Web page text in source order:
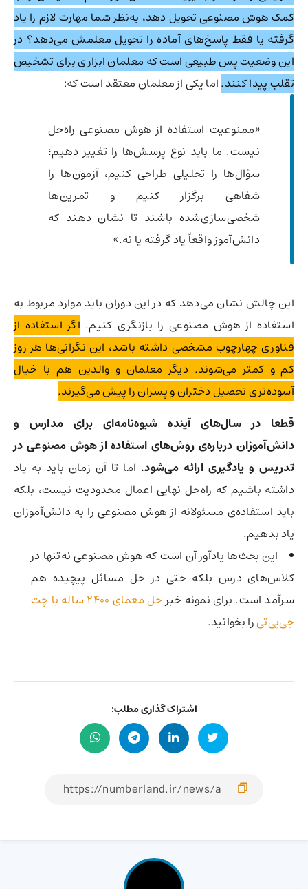
کمک هوش مصنوعی تحویل دهد، به‌نظر شما مهارت لازم را یاد
گرفته یا فقط پاسخ‌های آماده را تحویل معلمش می‌دهد؟ در
این وضعیت پس طبیعی است که معلمان ابزاری برای تشخیص
تقلب پیدا کنند.اما یکی از معلمان معتقد است که:
«ممنوعیت استفاده از هوش مصنوعی راه‌حل
نیست. ما باید نوع پرسش‌ها را تغییر دهیم؛
سؤال‌ها را تحلیلی طراحی کنیم، آزمون‌ها را
شفاهی برگزار کنیم و تمرین‌ها
شخصی‌سازی‌شده باشند تا نشان دهند که
دانش‌آموز واقعاً یاد گرفته یا نه.»
این چالش نشان می‌دهد که در این دوران باید موارد مربوط به
استفاده از هوش مصنوعی را بازنگری کنیم. اگر استفاده از
فناوری چهارچوب مشخصی داشته باشد، این نگرانی‌ها هر روز
کم و کمتر می‌شوند. دیگر معلمان و والدین هم با خیال
آسوده‌تری تحصیل دختران و پسران را پیش می‌گیرند.
قطعا در سال‌های آینده شیوه‌نامه‌ای برای مدارس و
دانش‌آموزان درباره‌‌ی روش‌های استفاده از هوش مصنوعی در
تدریس و یادگیری ارائه می‌شود. اما تا آن زمان باید به یاد
داشته باشیم که راه‌حل نهایی اعمال محدودیت نیست، بلکه
باید استفاده‌ی مسئولانه از هوش مصنوعی را به دانش‌آموزان
یاد بدهیم.
این بحث‌ها یادآور آن است که هوش مصنوعی نه‌تنها در
کلاس‌های درس بلکه حتی در حل مسائل پیچیده هم
سرآمد است. برای نمونه خبر
حل معمای 2400 ساله با چت
جی‌پی‌تیرا بخوانید.
اشتراک گذاری مطلب: